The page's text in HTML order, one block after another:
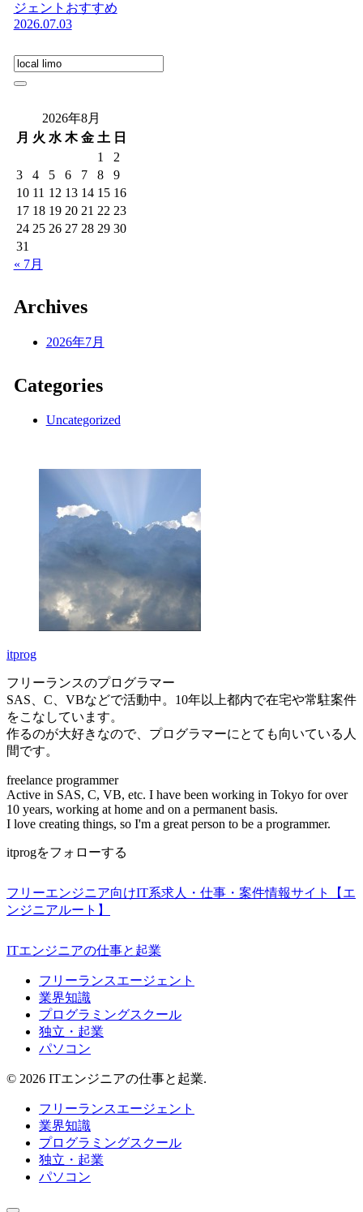
ジェントおすすめ
2026.07.03
2026年8月
月 火 水 木 金 土 日
1
2
3
4 5 6 7 8
9
10 11 12 13 14 15 16
17 18 19 20 21 22 23
24 25 26 27 28 29 30
31
« 7月
Archives
2026年7月
Categories
Uncategorized
itprog
フリーランスのプログラマー
SAS、C、VBなどで活動中。10年以上都内で在宅や常駐案件
をこなしています。
作るのが大好きなので、プログラマーにとても向いている人
間です。
freelance programmer
Active in SAS, C, VB, etc. I have been working in Tokyo for over
10 years, working at home and on a permanent basis.
I love creating things, so I'm a great person to be a programmer.
itprogをフォローする
フリーエンジニア向けIT系求人・仕事・案件情報サイト【エ
ンジニアルート】
ITエンジニアの仕事と起業
フリーランスエージェント
業界知識
プログラミングスクール
独立・起業
パソコン
© 2026 ITエンジニアの仕事と起業.
フリーランスエージェント
業界知識
プログラミングスクール
独立・起業
パソコン